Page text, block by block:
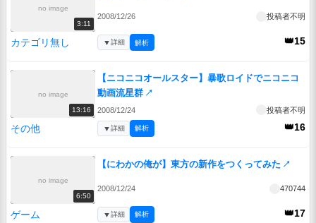
no image
3:11
2008/12/26 投稿者不明
カテゴリ無し 👑15
▼詳細 解析
no image
13:16
【ニコニコオールスター】暴歌ロイドでニコニコ
動画流星群 ↗
2008/12/24 投稿者不明
その他 👑16
▼詳細 解析
no image
6:50
【にわかの俺が】東方の新作をつくってみた ↗
2008/12/24 470744
ゲーム 👑17
▼詳細 解析